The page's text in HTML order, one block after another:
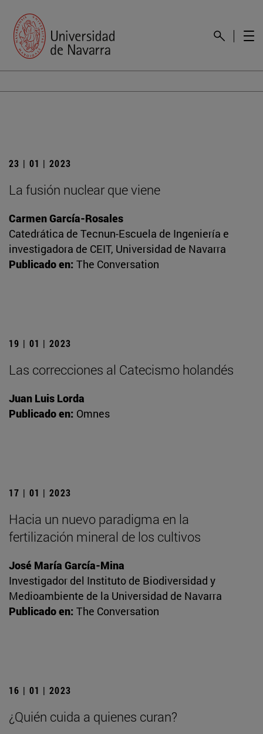
23 | 01 | 2023
La fusión nuclear que viene
Carmen García-Rosales
Catedrática de Tecnun-Escuela de Ingeniería e
investigadora de CEIT, Universidad de Navarra
Publicado en: The Conversation
19 | 01 | 2023
Las correcciones al Catecismo holandés
Juan Luis Lorda
Publicado en: Omnes
17 | 01 | 2023
Hacia un nuevo paradigma en la
fertilización mineral de los cultivos
José María García-Mina
Investigador del Instituto de Biodiversidad y
Medioambiente de la Universidad de Navarra
Publicado en: The Conversation
16 | 01 | 2023
¿Quién cuida a quienes curan?